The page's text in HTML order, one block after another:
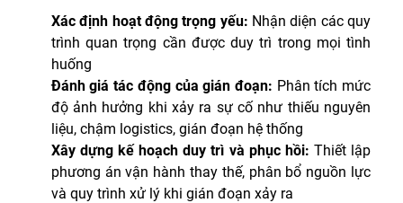
Xác định hoạt động trọng yếu: Nhận diện các quy
trình quan trọng cần được duy trì trong mọi tình
huống
Đánh giá tác động của gián đoạn: Phân tích mức
độ ảnh hưởng khi xảy ra sự cố như thiếu nguyên
liệu, chậm logistics, gián đoạn hệ thống
Xây dựng kế hoạch duy trì và phục hồi: Thiết lập
phương án vận hành thay thế, phân bổ nguồn lực
và quy trình xử lý khi gián đoạn xảy ra